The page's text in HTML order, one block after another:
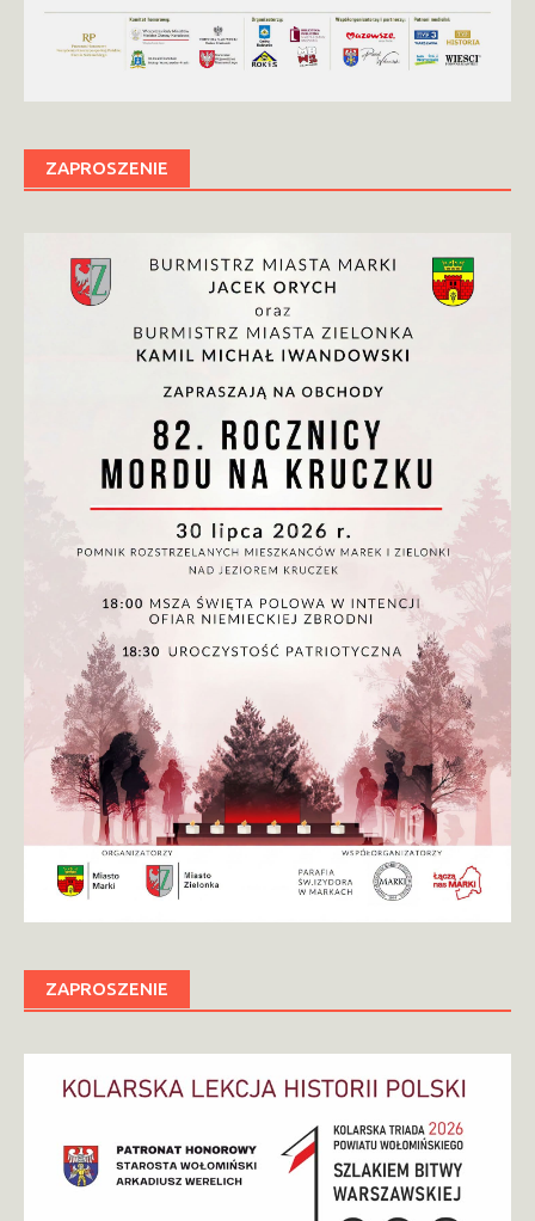
ZAPROSZENIE
ZAPROSZENIE